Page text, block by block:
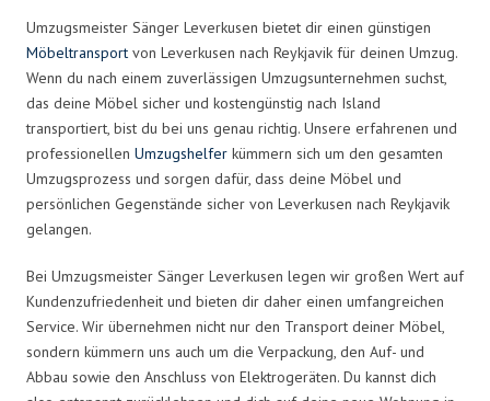
Umzugsmeister Sänger Leverkusen bietet dir einen günstigen
Möbeltransport von Leverkusen nach Reykjavik für deinen Umzug.
Wenn du nach einem zuverlässigen Umzugsunternehmen suchst,
das deine Möbel sicher und kostengünstig nach Island
transportiert, bist du bei uns genau richtig. Unsere erfahrenen und
professionellen Umzugshelfer kümmern sich um den gesamten
Umzugsprozess und sorgen dafür, dass deine Möbel und
persönlichen Gegenstände sicher von Leverkusen nach Reykjavik
gelangen.
Bei Umzugsmeister Sänger Leverkusen legen wir großen Wert auf
Kundenzufriedenheit und bieten dir daher einen umfangreichen
Service. Wir übernehmen nicht nur den Transport deiner Möbel,
sondern kümmern uns auch um die Verpackung, den Auf- und
Abbau sowie den Anschluss von Elektrogeräten. Du kannst dich